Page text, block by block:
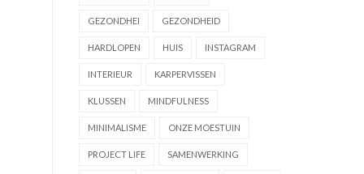
GEZONDHEI GEZONDHEID
HARDLOPEN HUIS INSTAGRAM
INTERIEUR KARPERVISSEN
KLUSSEN MINDFULNESS
MINIMALISME ONZE MOESTUIN
PROJECT LIFE SAMENWERKING